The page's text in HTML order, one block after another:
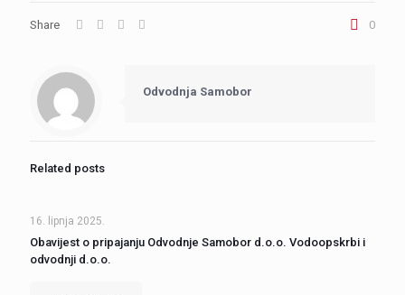
Share 0
Odvodnja Samobor
Related posts
16. lipnja 2025.
Obavijest o pripajanju Odvodnje Samobor d.o.o. Vodoopskrbi i
odvodnji d.o.o.